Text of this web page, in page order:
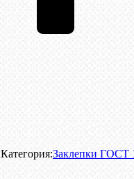
Категория:Заклепки ГОСТ